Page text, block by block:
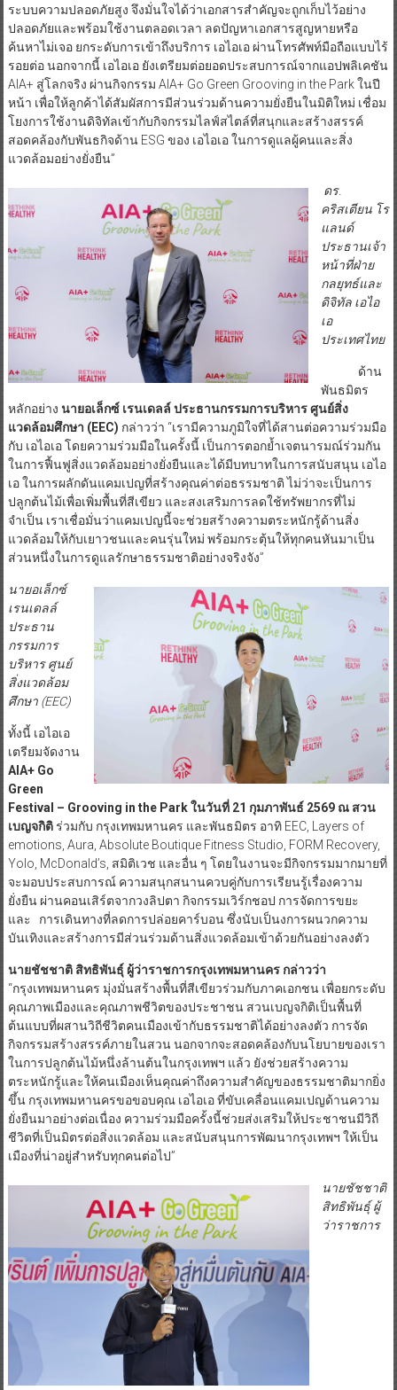
ระบบความปลอดภัยสูง จึงมั่นใจได้ว่าเอกสารสำคัญจะถูกเก็บไว้อย่าง
ปลอดภัยและพร้อมใช้งานตลอดเวลา ลดปัญหาเอกสารสูญหายหรือ
ค้นหาไม่เจอ ยกระดับการเข้าถึงบริการ เอไอเอ ผ่านโทรศัพท์มือถือแบบไร้
รอยต่อ นอกจากนี้ เอไอเอ ยังเตรียมต่อยอดประสบการณ์จากแอปพลิเคชัน
AIA+ สู่โลกจริง ผ่านกิจกรรม AIA+ Go Green Grooving in the Park ในปี
หน้า เพื่อให้ลูกค้าได้สัมผัสการมีส่วนร่วมด้านความยั่งยืนในมิติใหม่ เชื่อม
โยงการใช้งานดิจิทัลเข้ากับกิจกรรมไลฟ์สไตล์ที่สนุกและสร้างสรรค์
สอดคล้องกับพันธกิจด้าน ESG ของ เอไอเอ ในการดูแลผู้คนและสิ่ง
แวดล้อมอย่างยั่งยืน”
ดร.
คริสเตียน โร
แลนด์
ประธานเจ้า
หน้าที่ฝ่าย
กลยุทธ์และ
ดิจิทัล เอไอ
เอ
ประเทศไทย
ด้าน
พันธมิตร
หลักอย่าง นายอเล็กซ์ เรนเดลล์ ประธานกรรมการบริหาร ศูนย์สิ่ง
แวดล้อมศึกษา (EEC) กล่าวว่า “เรามีความภูมิใจที่ได้สานต่อความร่วมมือ
กับ เอไอเอ โดยความร่วมมือในครั้งนี้ เป็นการตอกย้ำเจตนารมณ์ร่วมกัน
ในการฟื้นฟูสิ่งแวดล้อมอย่างยั่งยืนและได้มีบทบาทในการสนับสนุน เอไอ
เอ ในการผลักดันแคมเปญที่สร้างคุณค่าต่อธรรมชาติ ไม่ว่าจะเป็นการ
ปลูกต้นไม้เพื่อเพิ่มพื้นที่สีเขียว และสงเสริมการลดใช้ทรัพยากรที่ไม่
จำเป็น เราเชื่อมั่นว่าแคมเปญนี้จะช่วยสร้างความตระหนักรู้ด้านสิ่ง
แวดล้อมให้กับเยาวชนและคนรุ่นใหม่ พร้อมกระตุ้นให้ทุกคนหันมาเป็น
ส่วนหนึ่งในการดูแลรักษาธรรมชาติอย่างจริงจัง”
นายอเล็กซ์
เรนเดลล์
ประธาน
กรรมการ
บริหาร ศูนย์
สิ่งแวดล้อม
ศึกษา(EEC)
ทั้งนี้ เอไอเอ
เตรียมจัดงาน
AIA+ Go
Green
Festival – Grooving in the Park ในวันที่ 21 กุมภาพันธ์ 2569 ณ สวน
เบญจกิติ ร่วมกับ กรุงเทพมหานคร และพันธมิตร อาทิ EEC, Layers of
emotions, Aura, Absolute Boutique Fitness Studio, FORM Recovery,
Yolo, McDonald’s, สมิติเวช และอื่น ๆ โดยในงานจะมีกิจกรรมมากมายที่
จะมอบประสบการณ์ ความสนุกสนานควบคู่กับการเรียนรู้เรื่องความ
ยั่งยืน ผ่านคอนเสิร์ตจากวงลิปตา กิจกรรมเวิร์กชอป การจัดการขยะ
และ การเดินทางที่ลดการปล่อยคาร์บอน ซึ่งนับเป็นงการผนวกความ
บันเทิงและสร้างการมีส่วนร่วมด้านสิ่งแวดล้อมเข้าด้วยกันอย่างลงตัว
นายชัชชาติ สิทธิพันธุ์ ผู้ว่าราชการกรุงเทพมหานคร กล่าวว่า
“กรุงเทพมหานคร มุ่งมั่นสร้างพื้นที่สีเขียวร่วมกับภาคเอกชน เพื่อยกระดับ
คุณภาพเมืองและคุณภาพชีวิตของประชาชน สวนเบญจกิติเป็นพื้นที่
ต้นแบบที่ผสานวิถีชีวิตคนเมืองเข้ากับธรรมชาติได้อย่างลงตัว การจัด
กิจกรรมสร้างสรรค์ภายในสวน นอกจากจะสอดคล้องกับนโยบายของเรา
ในการปลูกต้นไม้หนึ่งล้านต้นในกรุงเทพฯ แล้ว ยังช่วยสร้างความ
ตระหนักรู้และให้คนเมืองเห็นคุณค่าถึงความสำคัญของธรรมชาติมากยิ่ง
ขึ้น กรุงเทพมหานครขอขอบคุณ เอไอเอ ที่ขับเคลื่อนแคมเปญด้านความ
ยั่งยืนมาอย่างต่อเนื่อง ความร่วมมือครั้งนี้ช่วยส่งเสริมให้ประชาชนมีวิถี
ชีวิตที่เป็นมิตรต่อสิ่งแวดล้อม และสนับสนุนการพัฒนากรุงเทพฯ ให้เป็น
เมืองที่น่าอยู่สำหรับทุกคนต่อไป”
นายชัชชาติ
สิทธิพันธุ์ ผู้
ว่าราชการ